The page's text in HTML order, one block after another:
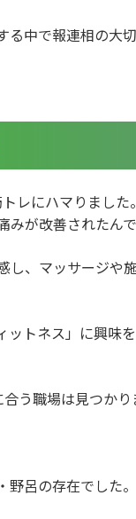
中で報連相の大
レにハマりまし
が改善されたんで
し、マッサージや
トネス」に興味
う職場は見つかり
呂の存在でした